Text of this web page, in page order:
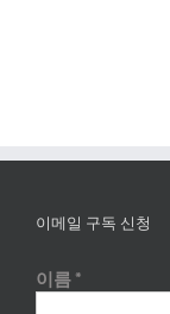
이메일 구독 신청
이름 *